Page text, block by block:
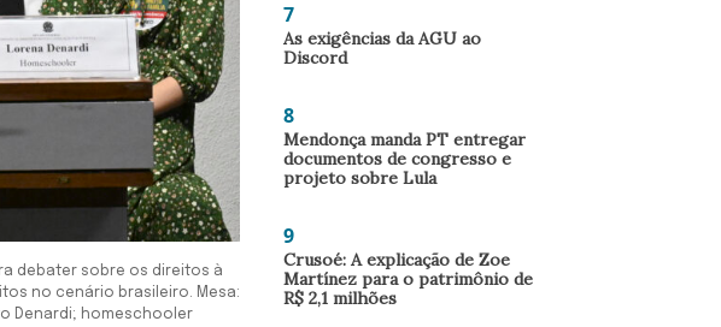
debater sobre os direitos à
no cenário brasileiro. Mesa:
Denardi; homeschooler
7
As exigências da AGU ao
Discord
8
Mendonça manda PT entregar
documentos de congresso e
projeto sobre Lula
9
Crusoé: A explicação de Zoe
Martínez para o patrimônio de
R$ 2,1 milhões